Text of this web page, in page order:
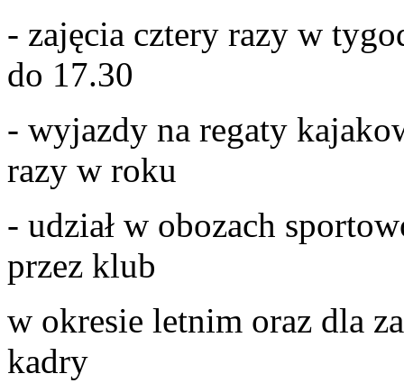
- zajęcia cztery razy w
do 17.30
- wyjazdy na regaty
razy w roku
- udział w obozach
przez klub
w okresie letnim oraz dla
kadry